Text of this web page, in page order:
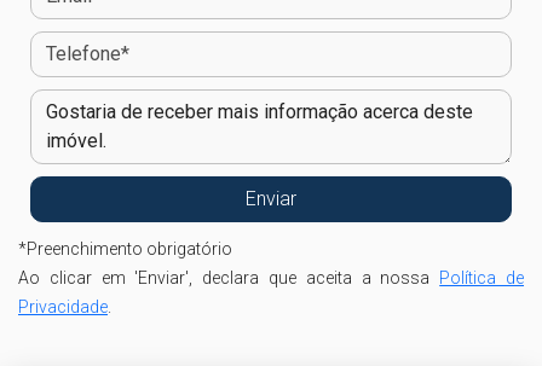
*Preenchimento obrigatório
Ao clicar em 'Enviar', declara que aceita a nossa Política de
Privacidade